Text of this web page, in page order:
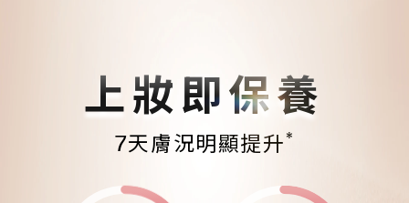
上妝即保養
7天膚況明顯提升 *